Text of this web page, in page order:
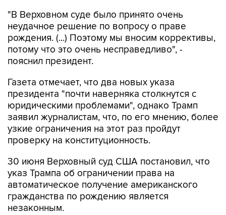
"В Верховном суде было принято очень
неудачное решение по вопросу о праве
рождения. (...) Поэтому мы вносим коррективы,
потому что это очень несправедливо", -
пояснил президент.
Газета отмечает, что два новых указа
президента "почти наверняка столкнутся с
юридическими проблемами", однако Трамп
заявил журналистам, что, по его мнению, более
узкие ограничения на этот раз пройдут
проверку на конституционность.
30 июня Верховный суд США постановил, что
указ Трампа об ограничении права на
автоматическое получение американского
гражданства по рождению является
незаконным.